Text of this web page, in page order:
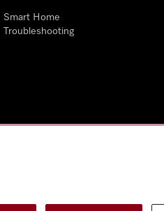
Smart Home
Troubleshooting